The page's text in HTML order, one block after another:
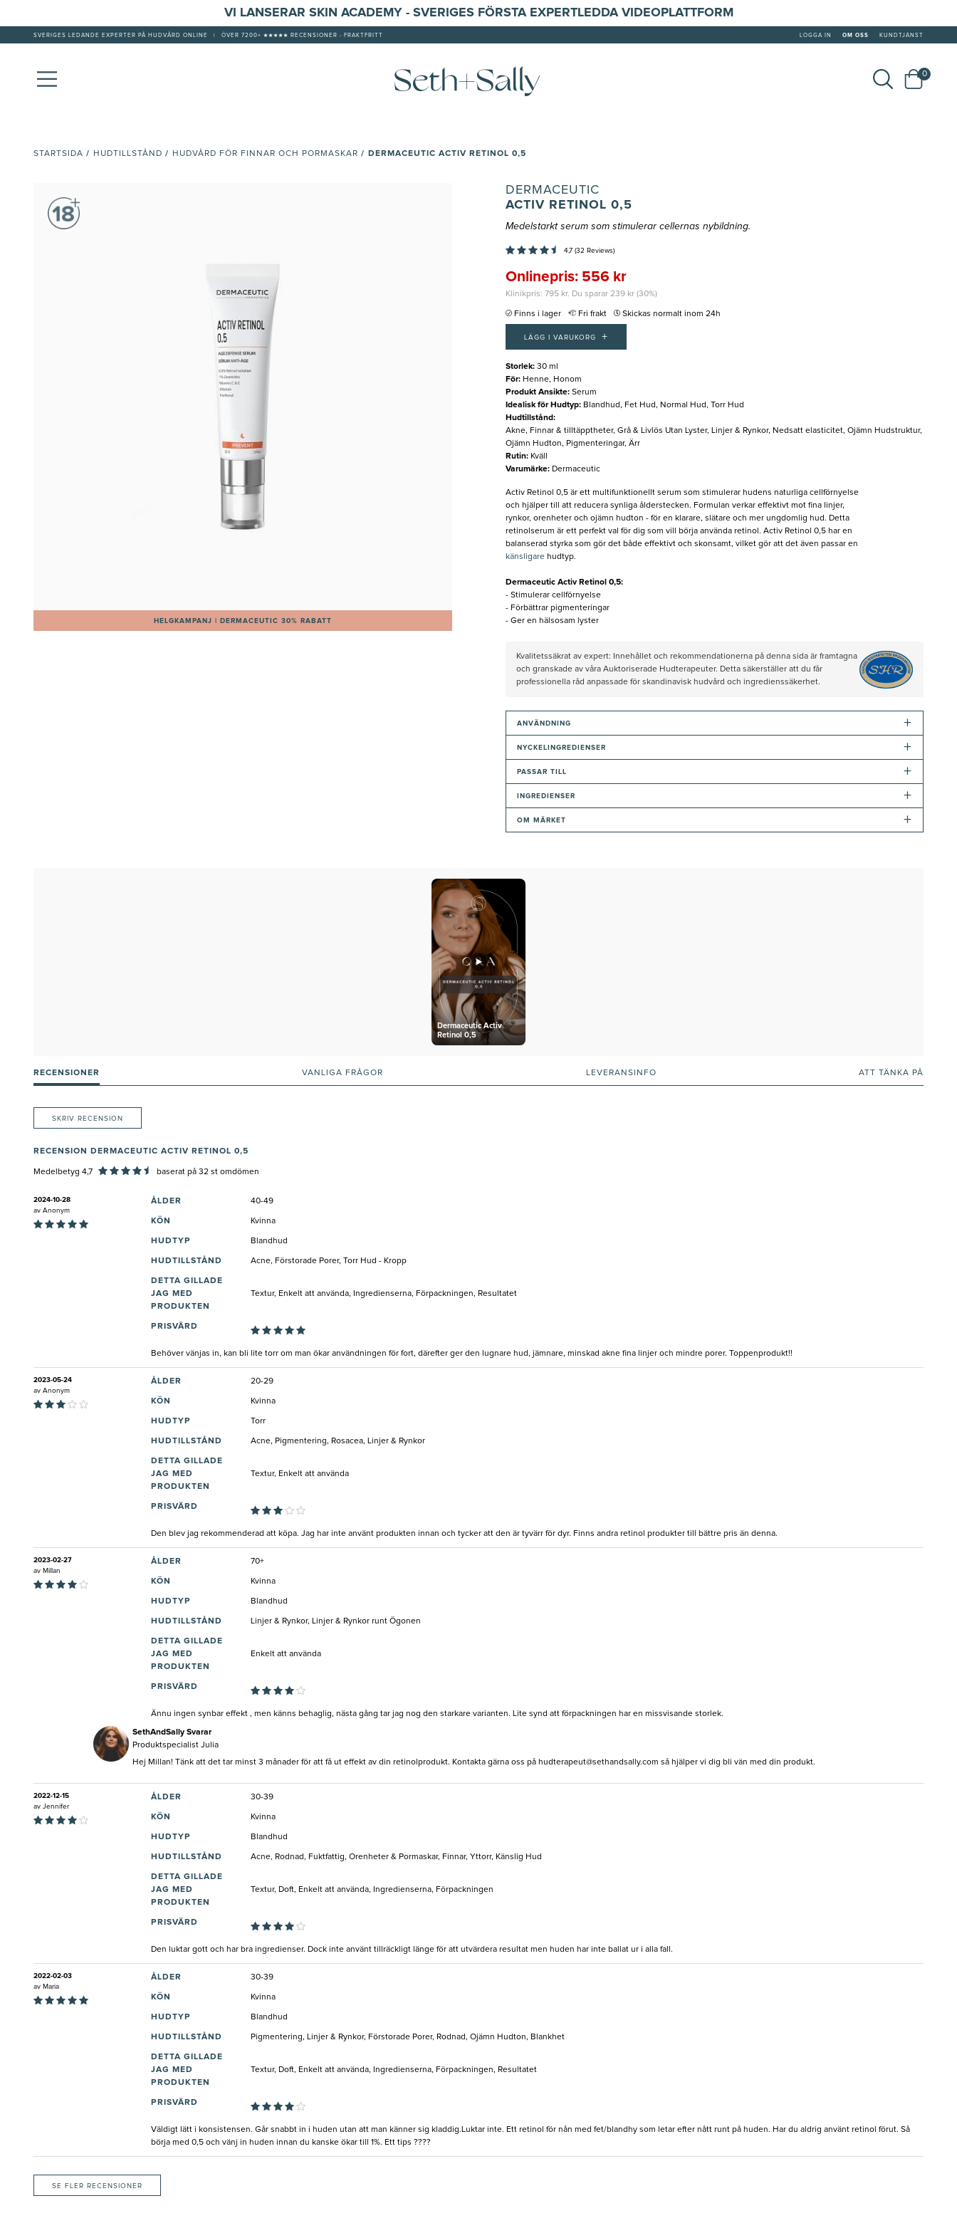
VI LANSERAR SKIN ACADEMY - SVERIGES FÖRSTA EXPERTLEDDA VIDEOPLATTFORM
SVERIGES LEDANDE EXPERTER PÅ HUDVÅRD ONLINE ÖVER 7200+ ★★★★★ RECENSIONER - FRAKTFRITT LOGGA IN OM OSS KUNDTJÄNST
0
STARTSIDA / HUDTILLSTÅND / HUDVÅRD FÖR FINNAR OCH PORMASKAR / DERMACEUTIC ACTIV RETINOL 0,5
HELGKAMPANJ | DERMACEUTIC 30% RABATT
DERMACEUTIC
ACTIV RETINOL 0,5
Medelstarkt serum som stimulerar cellernas nybildning.
4,7 (32 Reviews)
Onlinepris: 556 kr
Klinikpris: 795 kr. Du sparar 239 kr (30%)
Finns i lager Fri frakt Skickas normalt inom 24h
LÄGG I VARUKORG +
Storlek: 30 ml
För: Henne, Honom
Produkt Ansikte: Serum
Idealisk för Hudtyp: Blandhud, Fet Hud, Normal Hud, Torr Hud
Hudtillstånd:
Akne, Finnar & tilltäpptheter, Grå & Livlös Utan Lyster, Linjer & Rynkor, Nedsatt elasticitet, Ojämn Hudstruktur,
Ojämn Hudton, Pigmenteringar, Ärr
Rutin: Kväll
Varumärke: Dermaceutic
Activ Retinol 0,5 är ett multifunktionellt serum som stimulerar hudens naturliga cellförnyelse
och hjälper till att reducera synliga ålderstecken. Formulan verkar effektivt mot fina linjer,
rynkor, orenheter och ojämn hudton - för en klarare, slätare och mer ungdomlig hud. Detta
retinolserum är ett perfekt val för dig som vill börja använda retinol. Activ Retinol 0,5 har en
balanserad styrka som gör det både effektivt och skonsamt, vilket gör att det även passar en
känsligarehudtyp.
Dermaceutic Activ Retinol 0,5:
- Stimulerar cellförnyelse
- Förbättrar pigmenteringar
- Ger en hälsosam lyster
Kvalitetssäkrat av expert: Innehållet och rekommendationerna på denna sida är framtagna
och granskade av våra Auktoriserade Hudterapeuter. Detta säkerställer att du får
professionella råd anpassade för skandinavisk hudvård och ingredienssäkerhet.
ANVÄNDNING +
NYCKELINGREDIENSER +
PASSAR TILL +
INGREDIENSER +
OM MÄRKET +
Dermaceutic Activ
Retinol 0,5
RECENSIONER VANLIGA FRÅGOR LEVERANSINFO ATT TÄNKA PÅ
SKRIV RECENSION
RECENSION DERMACEUTIC ACTIV RETINOL 0,5
Medelbetyg 4,7 baserat på 32 st omdömen
2024-10-28
av Anonym
ÅLDER 40-49
KÖN Kvinna
HUDTYP Blandhud
HUDTILLSTÅND Acne, Förstorade Porer, Torr Hud - Kropp
DETTA GILLADE
JAG MED
PRODUKTEN
Textur, Enkelt att använda, Ingredienserna, Förpackningen, Resultatet
PRISVÄRD
Behöver vänjas in, kan bli lite torr om man ökar användningen för fort, därefter ger den lugnare hud, jämnare, minskad akne fina linjer och mindre porer. Toppenprodukt!!
2023-05-24
av Anonym
ÅLDER 20-29
KÖN Kvinna
HUDTYP Torr
HUDTILLSTÅND Acne, Pigmentering, Rosacea, Linjer & Rynkor
DETTA GILLADE
JAG MED
PRODUKTEN
Textur, Enkelt att använda
PRISVÄRD
Den blev jag rekommenderad att köpa. Jag har inte använt produkten innan och tycker att den är tyvärr för dyr. Finns andra retinol produkter till bättre pris än denna.
2023-02-27
av Millan
ÅLDER 70+
KÖN Kvinna
HUDTYP Blandhud
HUDTILLSTÅND Linjer & Rynkor, Linjer & Rynkor runt Ögonen
DETTA GILLADE
JAG MED
PRODUKTEN
Enkelt att använda
PRISVÄRD
Ännu ingen synbar effekt , men känns behaglig, nästa gång tar jag nog den starkare varianten. Lite synd att förpackningen har en missvisande storlek.
SethAndSally Svarar
Produktspecialist Julia
Hej Millan! Tänk att det tar minst 3 månader för att få ut effekt av din retinolprodukt. Kontakta gärna oss på hudterapeut@sethandsally.com så hjälper vi dig bli vän med din produkt.
2022-12-15
av Jennifer
ÅLDER 30-39
KÖN Kvinna
HUDTYP Blandhud
HUDTILLSTÅND Acne, Rodnad, Fuktfattig, Orenheter & Pormaskar, Finnar, Yttorr, Känslig Hud
DETTA GILLADE
JAG MED
PRODUKTEN
Textur, Doft, Enkelt att använda, Ingredienserna, Förpackningen
PRISVÄRD
Den luktar gott och har bra ingredienser. Dock inte använt tillräckligt länge för att utvärdera resultat men huden har inte ballat ur i alla fall.
2022-02-03
av Maria
ÅLDER 30-39
KÖN Kvinna
HUDTYP Blandhud
HUDTILLSTÅND Pigmentering, Linjer & Rynkor, Förstorade Porer, Rodnad, Ojämn Hudton, Blankhet
DETTA GILLADE
JAG MED
PRODUKTEN
Textur, Doft, Enkelt att använda, Ingredienserna, Förpackningen, Resultatet
PRISVÄRD
Väldigt lätt i konsistensen. Går snabbt in i huden utan att man känner sig kladdig.Luktar inte. Ett retinol för nån med fet/blandhy som letar efter nått runt på huden. Har du aldrig använt retinol förut. Så
börja med 0,5 och vänj in huden innan du kanske ökar till 1%. Ett tips ????
SE FLER RECENSIONER